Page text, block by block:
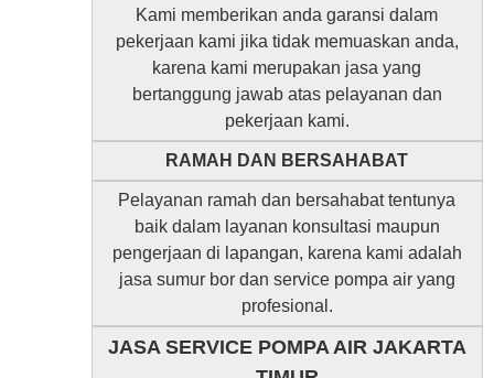
Kami memberikan anda garansi dalam
pekerjaan kami jika tidak memuaskan anda,
karena kami merupakan jasa yang
bertanggung jawab atas pelayanan dan
pekerjaan kami.
RAMAH DAN BERSAHABAT
Pelayanan ramah dan bersahabat tentunya
baik dalam layanan konsultasi maupun
pengerjaan di lapangan, karena kami adalah
jasa sumur bor dan service pompa air yang
profesional.
JASA SERVICE POMPA AIR JAKARTA